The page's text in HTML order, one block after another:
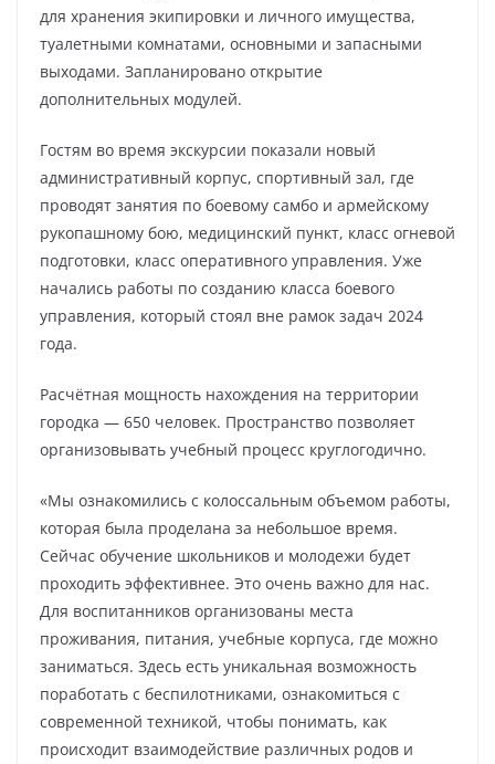
для хранения экипировки и личного имущества,
туалетными комнатами, основными и запасными
выходами. Запланировано открытие
дополнительных модулей.
Гостям во время экскурсии показали новый
административный корпус, спортивный зал, где
проводят занятия по боевому самбо и армейскому
рукопашному бою, медицинский пункт, класс огневой
подготовки, класс оперативного управления. Уже
начались работы по созданию класса боевого
управления, который стоял вне рамок задач 2024
года.
Расчётная мощность нахождения на территории
городка — 650 человек. Пространство позволяет
организовывать учебный процесс круглогодично.
«Мы ознакомились с колоссальным объемом работы,
которая была проделана за небольшое время.
Сейчас обучение школьников и молодежи будет
проходить эффективнее. Это очень важно для нас.
Для воспитанников организованы места
проживания, питания, учебные корпуса, где можно
заниматься. Здесь есть уникальная возможность
поработать с беспилотниками, ознакомиться с
современной техникой, чтобы понимать, как
происходит взаимодействие различных родов и